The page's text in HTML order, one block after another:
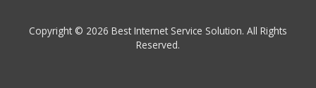
Copyright © 2026 Best Internet Service Solution. All Rights
Reserved.